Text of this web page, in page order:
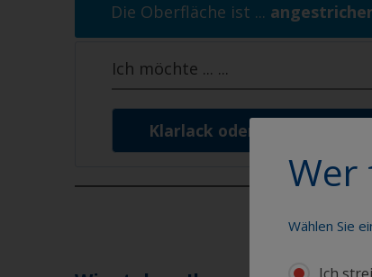
Die Oberfläche ist ...
Ich möchte ... ...
Klarlack oder Beize benutzen
Wer
Wählen Sie